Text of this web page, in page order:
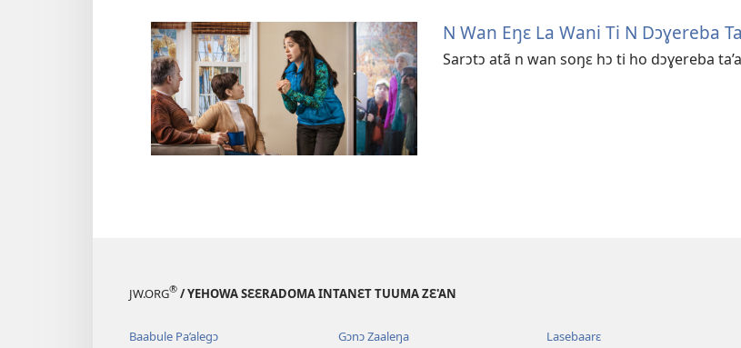
N Wan Eŋɛ La Wani Ti N Dɔɣereba
Sarɔtɔ atã n wan soŋɛ hɔ ti ho dɔɣereba
JW.ORG® / YEHOWA SƐƐRADOMA INTANƐT TUUMA ZƐ'AN
Baabule Pa’alegɔ Gɔnɔ Zaaleŋa Lasebaarɛ